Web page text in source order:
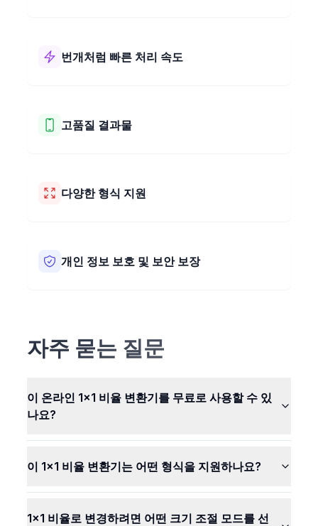
다.
번개처럼 빠른 처리 속도
고품질 결과물
다양한 형식 지원
크기를 조절할 수 있습니다. 다양한 파일과 함께 사용하
개인 정보 보호 및 보안 보장
지됩니다. 다른 누구도 귀하의 사진을 보거나 사용할 수
없습니다.
자주 묻는 질문
이 온라인 1x1 비율 변환기를 무료로 사용할 수 있
나요?
이 1x1 비율 변환기는 어떤 형식을 지원하나요?
1x1 비율로 변경하려면 어떤 크기 조절 모드를 선